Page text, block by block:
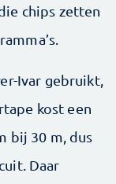
chips zetten
Ivar gebruikt,
kost een
bij 30 m, dus
Daar